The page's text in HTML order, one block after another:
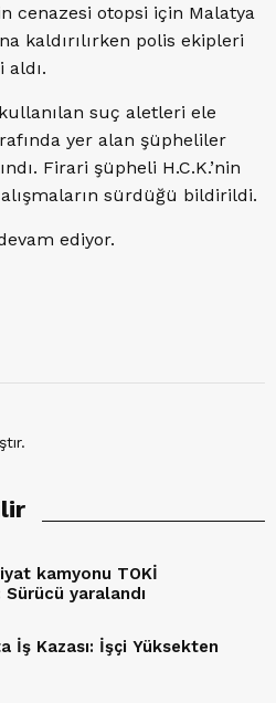
cenazesi otopsi için Malatya
kaldırılırken polis ekipleri
aldı.
suç aletleri ele
yer alan şüpheliler
Firari şüpheli H.C.K.’nin
sürdüğü bildirildi.
ediyor.
kamyonu TOKİ
yaralandı
İş Kazası: İşçi Yüksekten